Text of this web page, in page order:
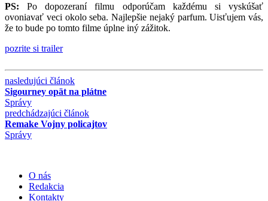
PS:Po dopozeraní filmu odporúčam každému si vyskúšať
ovoniavať veci okolo seba. Najlepšie nejaký parfum. Uisťujem vás,
že to bude po tomto filme úplne iný zážitok.
pozrite si trailer
nasledujúci článok
Sigourney opät na plátne
Správy
predchádzajúci článok
Remake Vojny policajtov
Správy
O nás
Redakcia
Kontakty